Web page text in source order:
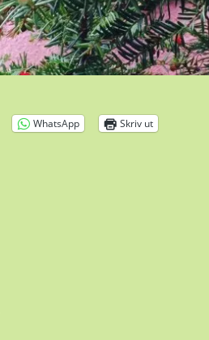
WhatsApp
Skriv ut